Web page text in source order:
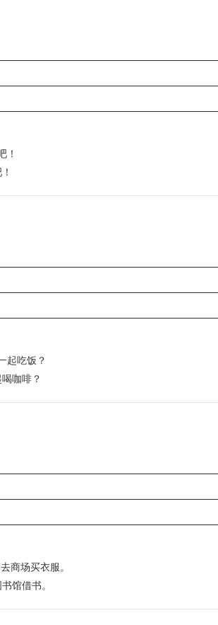
！
起吃饭？
咖啡？
场买衣服。
馆借书。